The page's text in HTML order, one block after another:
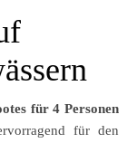
für 4 Personen
für den